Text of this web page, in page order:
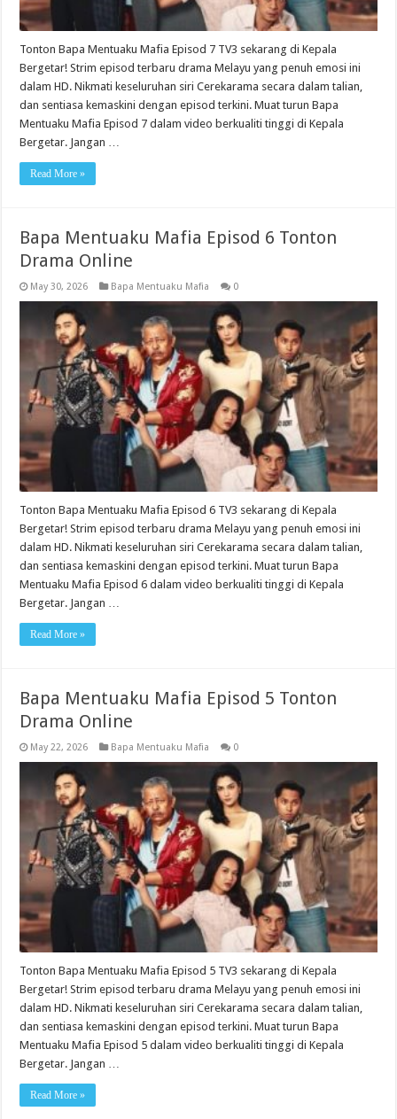
Tonton Bapa Mentuaku Mafia Episod 7 TV3 sekarang di Kepala
Bergetar! Strim episod terbaru drama Melayu yang penuh emosi ini
dalam HD. Nikmati keseluruhan siri Cerekarama secara dalam talian,
dan sentiasa kemaskini dengan episod terkini. Muat turun Bapa
Mentuaku Mafia Episod 7 dalam video berkualiti tinggi di Kepala
Bergetar. Jangan …
Read More »
Bapa Mentuaku Mafia Episod 6 Tonton
Drama Online
May 30, 2026 Bapa Mentuaku Mafia 0
Tonton Bapa Mentuaku Mafia Episod 6 TV3 sekarang di Kepala
Bergetar! Strim episod terbaru drama Melayu yang penuh emosi ini
dalam HD. Nikmati keseluruhan siri Cerekarama secara dalam talian,
dan sentiasa kemaskini dengan episod terkini. Muat turun Bapa
Mentuaku Mafia Episod 6 dalam video berkualiti tinggi di Kepala
Bergetar. Jangan …
Read More »
Bapa Mentuaku Mafia Episod 5 Tonton
Drama Online
May 22, 2026 Bapa Mentuaku Mafia 0
Tonton Bapa Mentuaku Mafia Episod 5 TV3 sekarang di Kepala
Bergetar! Strim episod terbaru drama Melayu yang penuh emosi ini
dalam HD. Nikmati keseluruhan siri Cerekarama secara dalam talian,
dan sentiasa kemaskini dengan episod terkini. Muat turun Bapa
Mentuaku Mafia Episod 5 dalam video berkualiti tinggi di Kepala
Bergetar. Jangan …
Read More »